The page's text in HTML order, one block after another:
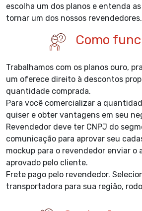
escolha um dos planos e entenda
tornar um dos nossos revendedores.
Como
Trabalhamos com os planos ouro,
um oferece direito à descontos
quantidade comprada.
Para você comercializar a
quiser e obter vantagens em seu
Revendedor deve ter CNPJ do
comunicação para aprovar seu
mockup para o revendedor enviar o
aprovado pelo cliente.
Frete pago pelo revendedor.
transportadora para sua região,